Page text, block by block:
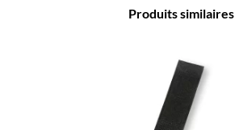
Produits similaires